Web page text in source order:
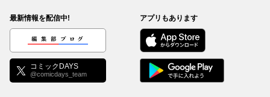
最新情報を配信中!
編集部ブログ
コミックDAYS
@comicdays_team
アプリもあります